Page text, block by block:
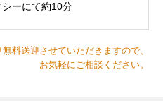
ーにて約10分
料送迎させていただきますので、
お気軽にご相談ください。